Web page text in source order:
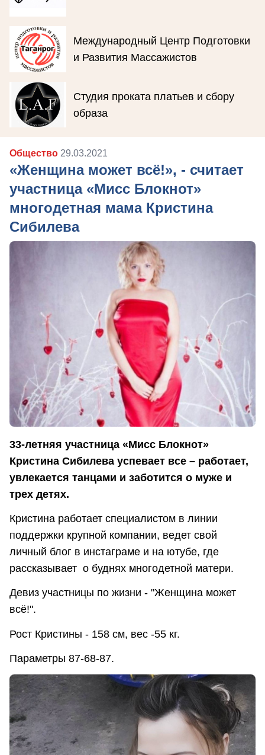
Международный Центр Подготовки
и Развития Массажистов
Студия проката платьев и сбору
образа
Общество 29.03.2021
«Женщина может всё!», - считает
участница «Мисс Блокнот»
многодетная мама Кристина
Сибилева
33-летняя участница «Мисс Блокнот»
Кристина Сибилева успевает все – работает,
увлекается танцами и заботится о муже и
трех детях.
Кристина работает специалистом в линии
поддержки крупной компании, ведет свой
личный блог в инстаграме и на ютубе, где
рассказывает о буднях многодетной матери.
Девиз участницы по жизни - "Женщина может
всё!".
Рост Кристины - 158 см, вес -55 кг.
Параметры 87-68-87.